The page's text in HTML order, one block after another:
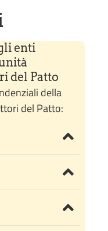
enti
del Patto
della
del Patto: